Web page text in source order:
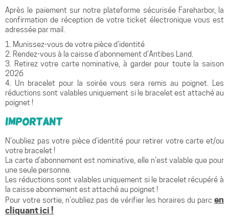
Après le paiement sur notre plateforme sécurisée Fareharbor, la
confirmation de réception de votre ticket électronique vous est
adressée par mail.
1. Munissez-vous de votre pièce d’identité
2. Rendez-vous à la caisse d’abonnement d’Antibes Land.
3. Retirez votre carte nominative, à garder pour toute la saison
2026
4. Un bracelet pour la soirée vous sera remis au poignet. Les
réductions sont valables uniquement si le bracelet est attaché au
poignet !
Important
N’oubliez pas votre pièce d’identité pour retirer votre carte et/ou
votre bracelet !
La carte d’abonnement est nominative, elle n’est valable que pour
une seule personne.
Les réductions sont valables uniquement si le bracelet récupéré à
la caisse abonnement est attaché au poignet !
Pour votre sortie, n’oubliez pas de vérifier les horaires du parc en
cliquant ici !